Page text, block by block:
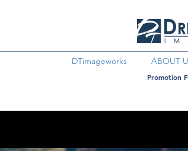
DTimageworks ABOUT
Promotion